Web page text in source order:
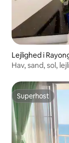
Lejlighed i
Hav, sand, sol,
Superhost
Superhost